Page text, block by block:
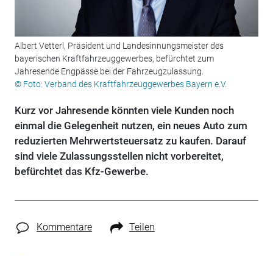
Albert Vetterl, Präsident und Landesinnungsmeister des
bayerischen Kraftfahrzeuggewerbes, befürchtet zum
Jahresende Engpässe bei der Fahrzeugzulassung.
© Foto: Verband des Kraftfahrzeuggewerbes Bayern e.V.
Kurz vor Jahresende könnten viele Kunden noch
einmal die Gelegenheit nutzen, ein neues Auto zum
reduzierten Mehrwertsteuersatz zu kaufen. Darauf
sind viele Zulassungsstellen nicht vorbereitet,
befürchtet das Kfz-Gewerbe.
Kommentare Teilen